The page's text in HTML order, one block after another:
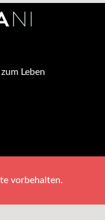
Leben
vorbehalten.